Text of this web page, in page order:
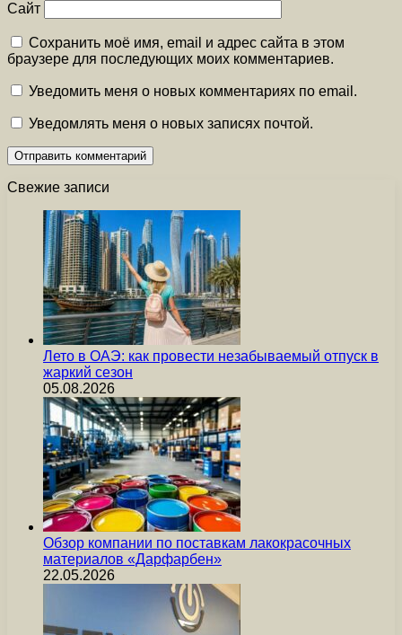
Сайт
Сохранить моё имя, email и адрес сайта в этом
браузере для последующих моих комментариев.
Уведомить меня о новых комментариях по email.
Уведомлять меня о новых записях почтой.
Свежие записи
Лето в ОАЭ: как провести незабываемый отпуск в
жаркий сезон
05.08.2026
Обзор компании по поставкам лакокрасочных
материалов «Дарфарбен»
22.05.2026